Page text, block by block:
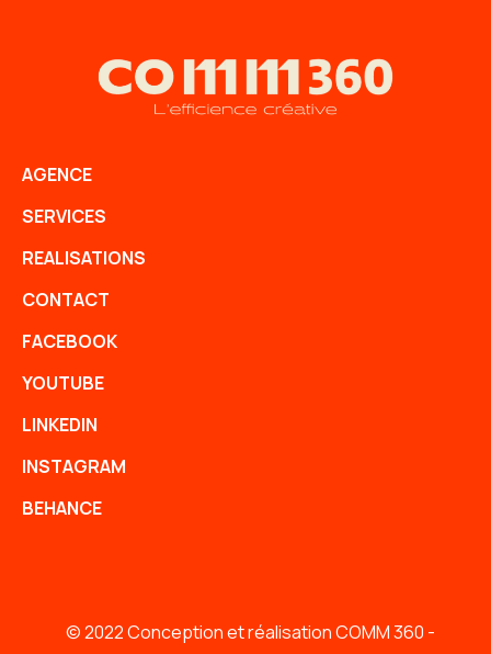
AGENCE
SERVICES
REALISATIONS
CONTACT
FACEBOOK
YOUTUBE
LINKEDIN
INSTAGRAM
BEHANCE
© 2022 Conception et réalisation COMM 360 -